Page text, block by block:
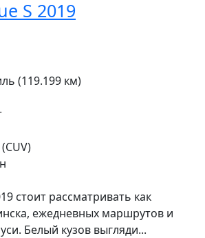
S 2019
(119.199 км)
стоит рассматривать как
ежедневных маршрутов и
Белый кузов выгляди...